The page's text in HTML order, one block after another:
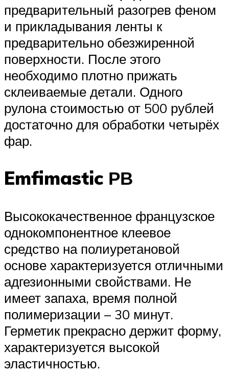
предварительный разогрев феном
и прикладывания ленты к
предварительно обезжиренной
поверхности. После этого
необходимо плотно прижать
склеиваемые детали. Одного
рулона стоимостью от 500 рублей
достаточно для обработки четырёх
фар.
Emfimastic РВ
Высококачественное французское
однокомпонентное клеевое
средство на полиуретановой
основе характеризуется отличными
адгезионными свойствами. Не
имеет запаха, время полной
полимеризации – 30 минут.
Герметик прекрасно держит форму,
характеризуется высокой
эластичностью.